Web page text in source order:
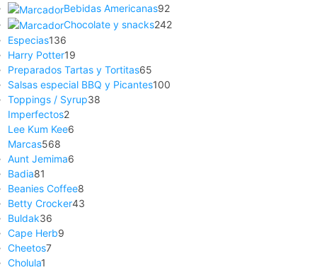
Bebidas Americanas92
Chocolate y snacks242
Especias136
Harry Potter19
Preparados Tartas y Tortitas65
Salsas especial BBQ y Picantes100
Toppings / Syrup38
Imperfectos2
Lee Kum Kee6
Marcas568
Aunt Jemima6
Badia81
Beanies Coffee8
Betty Crocker43
Buldak36
Cape Herb9
Cheetos7
Cholula1